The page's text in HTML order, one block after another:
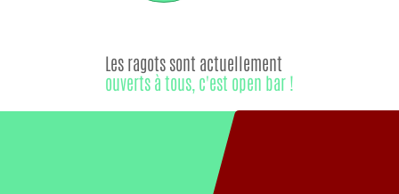
Les ragots sont actuellement
ouverts à tous, c'est open bar !